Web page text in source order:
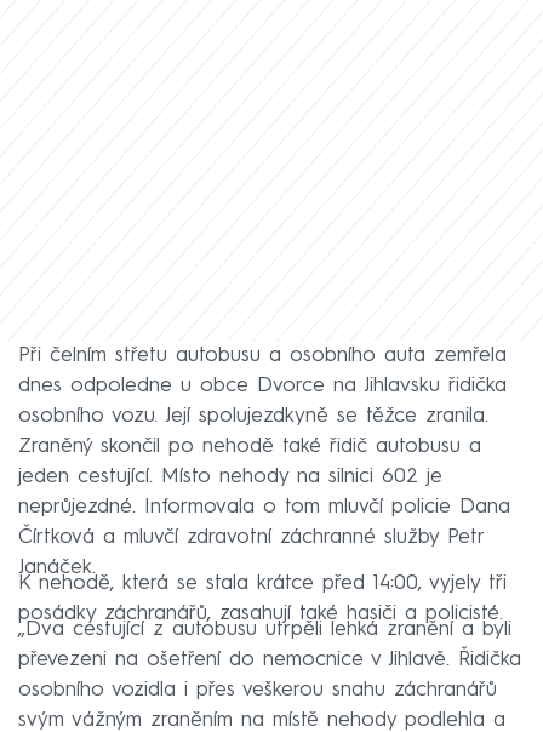
Při čelním střetu autobusu a osobního auta zemřela
dnes odpoledne u obce Dvorce na Jihlavsku řidička
osobního vozu. Její spolujezdkyně se těžce zranila.
Zraněný skončil po nehodě také řidič autobusu a
jeden cestující. Místo nehody na silnici 602 je
neprůjezdné. Informovala o tom mluvčí policie Dana
Čírtková a mluvčí zdravotní záchranné služby Petr
Janáček.
K nehodě, která se stala krátce před 14:00, vyjely tři
posádky záchranářů, zasahují také hasiči a policisté.
„Dva cestující z autobusu utrpěli lehká zranění a byli
převezeni na ošetření do nemocnice v Jihlavě. Řidička
osobního vozidla i přes veškerou snahu záchranářů
svým vážným zraněním na místě nehody podlehla a